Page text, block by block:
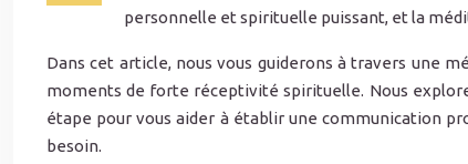
personnelle et spirituelle puissant, et la
Dans cet article, nous vous guiderons à travers une
moments de forte réceptivité spirituelle. Nous
étape pour vous aider à établir une communication
besoin.